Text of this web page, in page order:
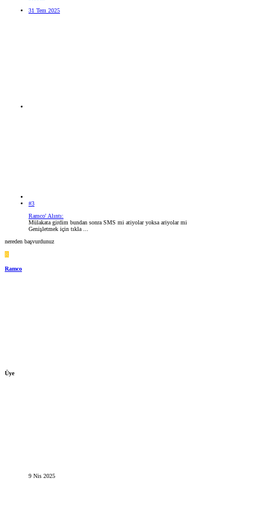
31 Tem 2025
#3
Ramco' Alıntı:
Mülakata girdim bundan sonra SMS mi atiyolar yoksa ariyolar mi
Genişletmek için tıkla ...
nereden başvurdunuz
R
Ramco
Üye
9 Nis 2025